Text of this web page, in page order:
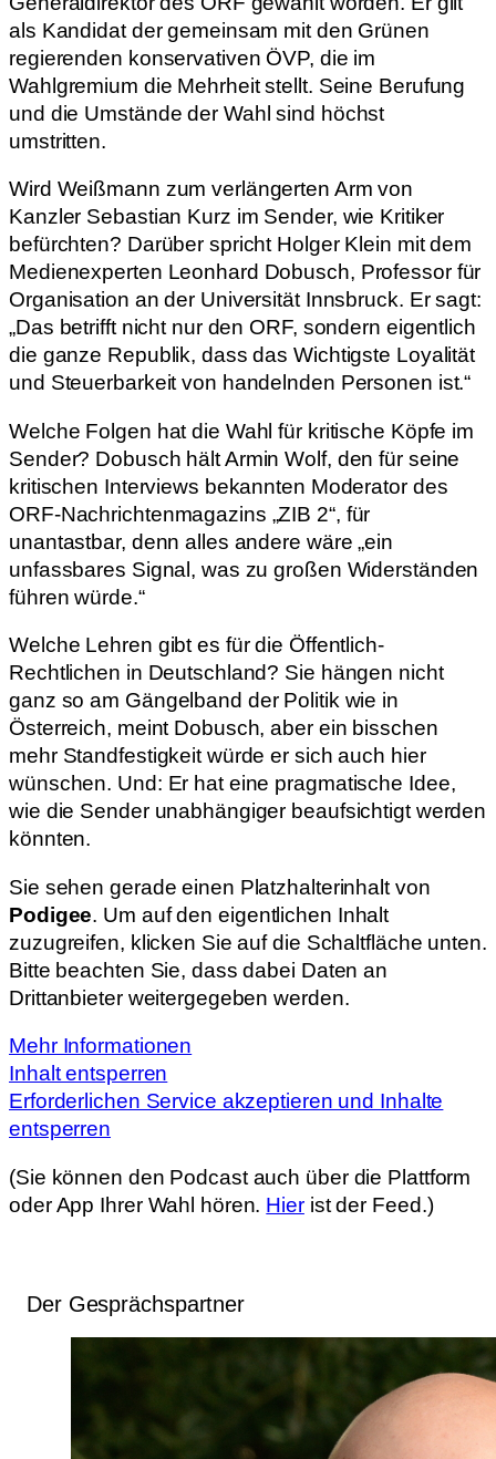
als Kandidat der gemeinsam mit den Grünen
regierenden konservativen ÖVP, die im
Wahlgremium die Mehrheit stellt. Seine Berufung
und die Umstände der Wahl sind höchst
umstritten.
Wird Weißmann zum verlängerten Arm von
Kanzler Sebastian Kurz im Sender, wie Kritiker
befürchten? Darüber spricht Holger Klein mit dem
Medienexperten Leonhard Dobusch, Professor für
Organisation an der Universität Innsbruck. Er sagt:
„Das betrifft nicht nur den ORF, sondern eigentlich
die ganze Republik, dass das Wichtigste Loyalität
und Steuerbarkeit von handelnden Personen ist.“
Welche Folgen hat die Wahl für kritische Köpfe im
Sender? Dobusch hält Armin Wolf, den für seine
kritischen Interviews bekannten Moderator des
ORF-Nachrichtenmagazins „ZIB 2“, für
unantastbar, denn alles andere wäre „ein
unfassbares Signal, was zu großen Widerständen
führen würde.“
Welche Lehren gibt es für die Öffentlich-
Rechtlichen in Deutschland? Sie hängen nicht
ganz so am Gängelband der Politik wie in
Österreich, meint Dobusch, aber ein bisschen
mehr Standfestigkeit würde er sich auch hier
wünschen. Und: Er hat eine pragmatische Idee,
wie die Sender unabhängiger beaufsichtigt werden
könnten.
Sie sehen gerade einen Platzhalterinhalt von
Podigee. Um auf den eigentlichen Inhalt
zuzugreifen, klicken Sie auf die Schaltfläche unten.
Bitte beachten Sie, dass dabei Daten an
Drittanbieter weitergegeben werden.
Mehr Informationen
Inhalt entsperren
Erforderlichen Service akzeptieren und Inhalte
entsperren
(Sie können den Podcast auch über die Plattform
oder App Ihrer Wahl hören. Hierist der Feed.)
Der Gesprächspartner